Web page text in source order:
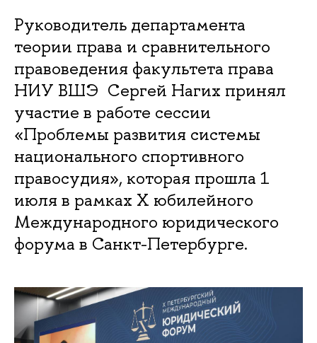
Руководитель департамента
теории права и сравнительного
правоведения факультета права
НИУ ВШЭ Сергей Нагих принял
участие в работе сессии
«Проблемы развития системы
национального спортивного
правосудия», которая прошла 1
июля в рамках X юбилейного
Международного юридического
форума в Санкт-Петербурге.